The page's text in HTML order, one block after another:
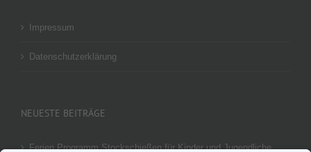
Impressum
Datenschutzerklärung
NEUESTE BEITRÄGE
Ferien Programm Stockschießen für Kinder und Jugendliche